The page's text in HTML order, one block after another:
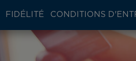
FIDÉLITÉ CONDITIONS